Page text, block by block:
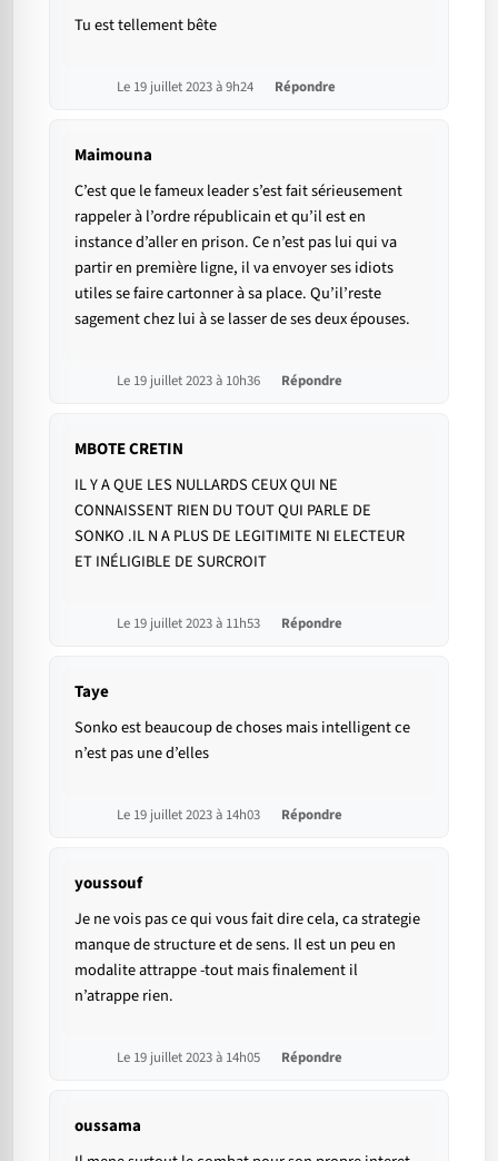
Tu est tellement bête
Le 19 juillet 2023 à 9h24 Répondre
Maimouna
C’est que le fameux leader s’est fait sérieusement
rappeler à l’ordre républicain et qu’il est en
instance d’aller en prison. Ce n’est pas lui qui va
partir en première ligne, il va envoyer ses idiots
utiles se faire cartonner à sa place. Qu’il’reste
sagement chez lui à se lasser de ses deux épouses.
Le 19 juillet 2023 à 10h36 Répondre
MBOTE CRETIN
IL Y A QUE LES NULLARDS CEUX QUI NE
CONNAISSENT RIEN DU TOUT QUI PARLE DE
SONKO .IL N A PLUS DE LEGITIMITE NI ELECTEUR
ET INÉLIGIBLE DE SURCROIT
Le 19 juillet 2023 à 11h53 Répondre
Taye
Sonko est beaucoup de choses mais intelligent ce
n’est pas une d’elles
Le 19 juillet 2023 à 14h03 Répondre
youssouf
Je ne vois pas ce qui vous fait dire cela, ca strategie
manque de structure et de sens. Il est un peu en
modalite attrappe -tout mais finalement il
n’atrappe rien.
Le 19 juillet 2023 à 14h05 Répondre
oussama